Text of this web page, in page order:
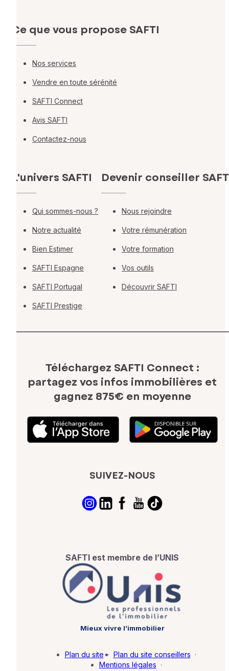
Ce que vous propose SAFTI
Nos services
Vendre en toute sérénité
SAFTI Connect
Avis SAFTI
Contactez-nous
L'univers SAFTI
Qui sommes-nous ?
Notre actualité
Bien Estimer
SAFTI Espagne
SAFTI Portugal
SAFTI Prestige
Devenir conseiller
Nous rejoindre
Votre rémunération
Votre formation
Vos outils
Découvrir SAFTI
Téléchargez SAFTI Connect :
partagez vos infos immobilières et
gagnez 875€ en moyenne
SUIVEZ-NOUS
SAFTI est membre de l’UNIS
Mieux vivre l’immobilier
Plan du site · Plan du site conseillers ·
Mentions légales ·